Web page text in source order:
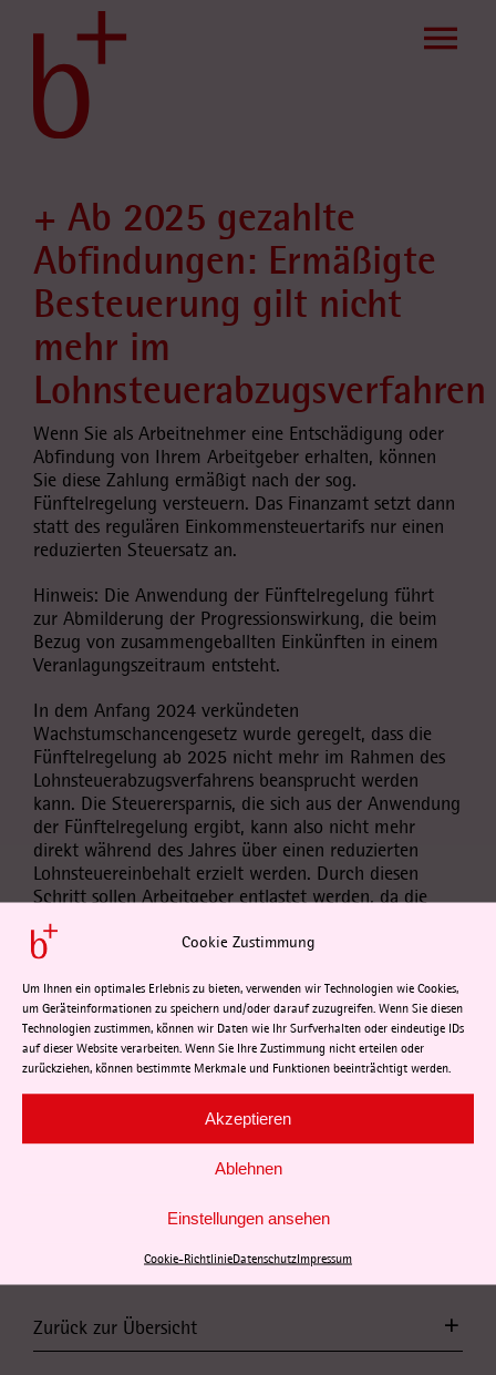
Cookie Zustimmung
Um Ihnen ein optimales Erlebnis zu bieten, verwenden wir Technologien wie Cookies,
um Geräteinformationen zu speichern und/oder darauf zuzugreifen. Wenn Sie diesen
Technologien zustimmen, können wir Daten wie Ihr Surfverhalten oder eindeutige IDs
auf dieser Website verarbeiten. Wenn Sie Ihre Zustimmung nicht erteilen oder
zurückziehen, können bestimmte Merkmale und Funktionen beeinträchtigt werden.
Akzeptieren
Ablehnen
Einstellungen ansehen
Cookie-RichtlinieDatenschutzImpressum
+ Ab 2025 gezahlte
Abfindungen: Ermäßigte
Besteuerung gilt nicht
mehr im
Lohnsteuerabzugsverfahren
Wenn Sie als Arbeitnehmer eine Entschädigung oder
Abfindung von Ihrem Arbeitgeber erhalten, können
Sie diese Zahlung ermäßigt nach der sog.
Fünftelregelung versteuern. Das Finanzamt setzt dann
statt des regulären Einkommensteuertarifs nur einen
reduzierten Steuersatz an.
Hinweis: Die Anwendung der Fünftelregelung führt
zur Abmilderung der Progressionswirkung, die beim
Bezug von zusammengeballten Einkünften in einem
Veranlagungszeitraum entsteht.
In dem Anfang 2024 verkündeten
Wachstumschancengesetz wurde geregelt, dass die
Fünftelregelung ab 2025 nicht mehr im Rahmen des
Lohnsteuerabzugsverfahrens beansprucht werden
kann. Die Steuerersparnis, die sich aus der Anwendung
der Fünftelregelung ergibt, kann also nicht mehr
direkt während des Jahres über einen reduzierten
Lohnsteuereinbehalt erzielt werden. Durch diesen
Schritt sollen Arbeitgeber entlastet werden, da die
Umsetzung der Fünftelregelung im Rahmen des
Lohnsteuerabzugs für sie sehr aufwendig und mitunter
mit Rechtsunsicherheiten behaftet ist.
Arbeitnehmer können die ermäßigte Besteuerung für
Abfindungen und Entschädigungen somit nur noch
über die Einkommensteuerveranlagung erhalten – die
zu viel einbehaltene Lohnsteuer wird vom Finanzamt
erstattet. Arbeitnehmer profitieren also nicht mehr
direkt und unterjährig von dem Steuervorteil der
Fünftelregelung, sondern erst nachträglich.
Quelle: VereinigteLohnsteuerhilfe e.V. (VLH),
Zurück zur Übersicht